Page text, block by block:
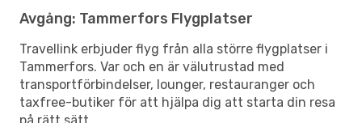
Avgång: Tammerfors Flygplatser
Travellink erbjuder flyg från alla större flygplatser i
Tammerfors. Var och en är välutrustad med
transportförbindelser, lounger, restauranger och
taxfree-butiker för att hjälpa dig att starta din resa